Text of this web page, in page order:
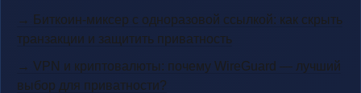
→ Биткоин-миксер с одноразовой ссылкой: как скрыть
транзакции и защитить приватность
→ VPN и криптовалюты: почему WireGuard — лучший
выбор для приватности?